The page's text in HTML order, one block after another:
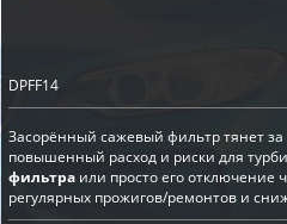
DPFF14
Засорённый сажевый фильтр тянет
повышенный расход и риски для
фильтра или просто его отключение
регулярных прожигов/ремонтов и